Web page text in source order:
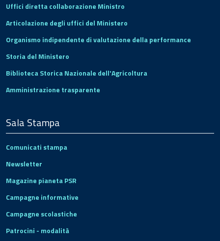
Uffici diretta collaborazione Ministro
Articolazione degli uffici del Ministero
Organismo indipendente di valutazione della performance
Storia del Ministero
Biblioteca Storica Nazionale dell'Agricoltura
Amministrazione trasparente
Sala Stampa
Comunicati stampa
Newsletter
Magazine pianeta PSR
Campagne informative
Campagne scolastiche
Patrocini - modalità